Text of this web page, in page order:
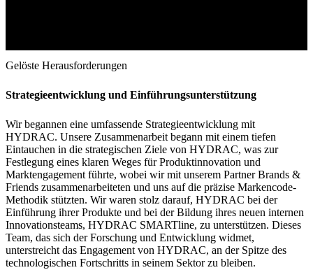
Gelöste Herausforderungen
Strategieentwicklung und Einführungsunterstützung
Wir begannen eine umfassende Strategieentwicklung mit
HYDRAC. Unsere Zusammenarbeit begann mit einem tiefen
Eintauchen in die strategischen Ziele von HYDRAC, was zur
Festlegung eines klaren Weges für Produktinnovation und
Marktengagement führte, wobei wir mit unserem Partner Brands &
Friends zusammenarbeiteten und uns auf die präzise Markencode-
Methodik stützten. Wir waren stolz darauf, HYDRAC bei der
Einführung ihrer Produkte und bei der Bildung ihres neuen internen
Innovationsteams, HYDRAC SMARTline, zu unterstützen. Dieses
Team, das sich der Forschung und Entwicklung widmet,
unterstreicht das Engagement von HYDRAC, an der Spitze des
technologischen Fortschritts in seinem Sektor zu bleiben.